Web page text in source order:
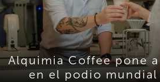
Alquimia Coffee pone
en el podio mundial